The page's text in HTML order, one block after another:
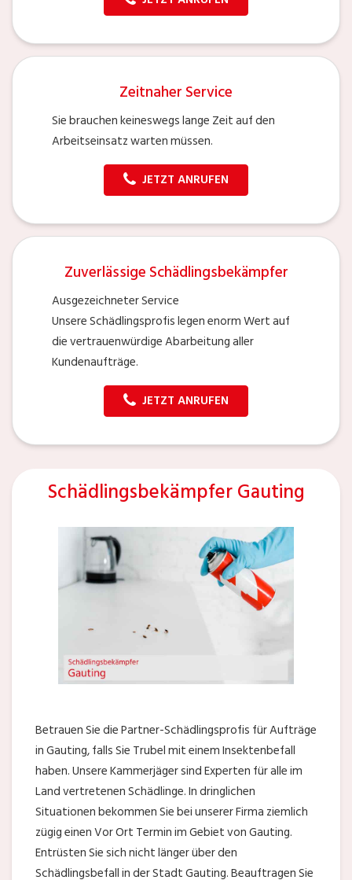
Zeitnaher Service
Sie brauchen keineswegs lange Zeit auf den
Arbeitseinsatz warten müssen.
JETZT ANRUFEN
Zuverlässige Schädlingsbekämpfer
Ausgezeichneter Service
Unsere Schädlingsprofis legen enorm Wert auf
die vertrauenwürdige Abarbeitung aller
Kundenaufträge.
JETZT ANRUFEN
Schädlingsbekämpfer Gauting
Betrauen Sie die Partner-Schädlingsprofis für Aufträge
in Gauting, falls Sie Trubel mit einem Insektenbefall
haben. Unsere Kammerjäger sind Experten für alle im
Land vertretenen Schädlinge. In dringlichen
Situationen bekommen Sie bei unserer Firma ziemlich
zügig einen Vor Ort Termin im Gebiet von Gauting.
Entrüsten Sie sich nicht länger über den
Schädlingsbefall in der Stadt Gauting. Beauftragen Sie